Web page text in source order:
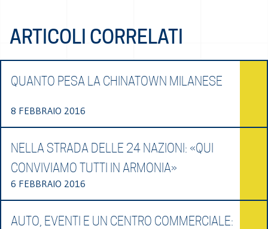
ARTICOLI CORRELATI
QUANTO PESA LA CHINATOWN MILANESE
8 FEBBRAIO 2016
NELLA STRADA DELLE 24 NAZIONI: «QUI
CONVIVIAMO TUTTI IN ARMONIA»
6 FEBBRAIO 2016
AUTO, EVENTI E UN CENTRO COMMERCIALE: